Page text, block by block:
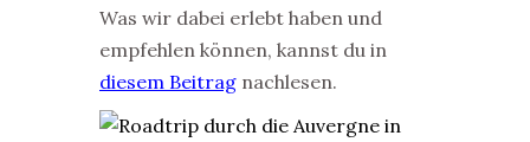
Was wir dabei erlebt haben und
empfehlen können, kannst du in
diesem Beitrag nachlesen.